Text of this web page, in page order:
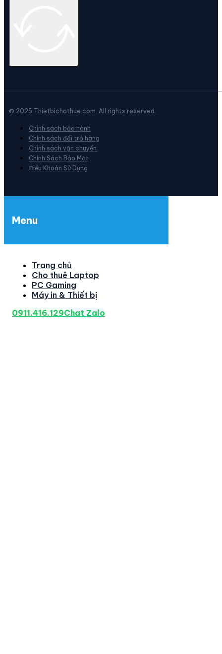
© 2025 Thietbichothue.com. All rights reserved.
Chính sách bảo hành
Chính sách đổi trả hàng
Chính sách vận chuyển
Chính Sách Bảo Mật
Điều Khoản Sử Dụng
Menu
Trang chủ
Cho thuê Laptop
PC Gaming
Máy in & Thiết bị
0911.416.129Chat Zalo